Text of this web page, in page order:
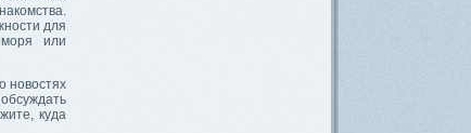
для
или
новостях
куда